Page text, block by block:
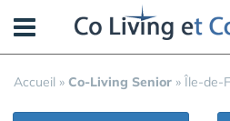
Accueil » Co-Living Senior » Île-de-
Panneau de gestion des cookies